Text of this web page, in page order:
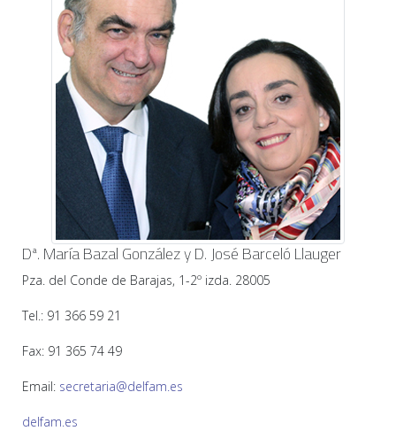
Dª. María Bazal González y D. José Barceló Llauger
Pza. del Conde de Barajas, 1-2º izda. 28005
Tel.: 91 366 59 21
Fax: 91 365 74 49
Email: secretaria@delfam.es
delfam.es